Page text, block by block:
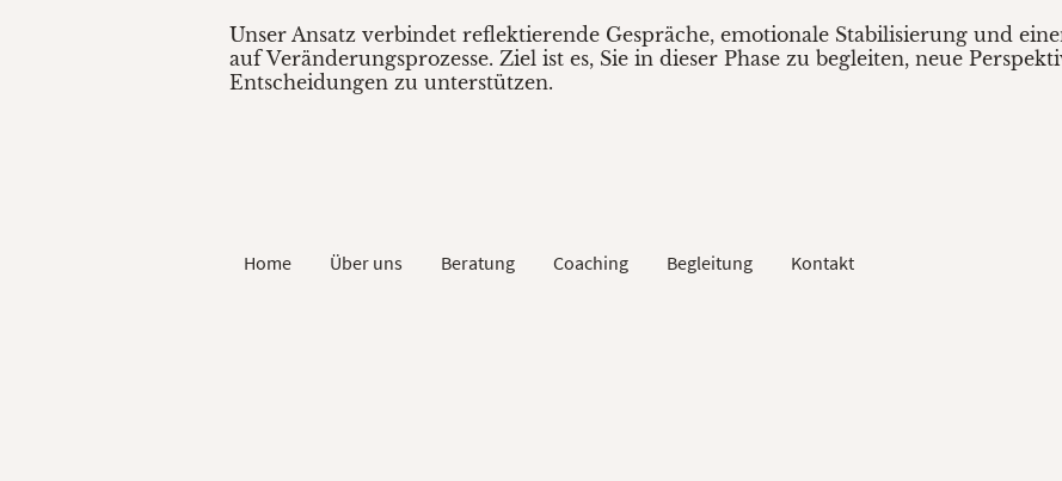
Unser Ansatz verbindet reflektierende Gespräche, emotionale Stabilisierung und
auf Veränderungsprozesse. Ziel ist es, Sie in dieser Phase zu begleiten, neue
Entscheidungen zu unterstützen.
Home Über uns Beratung Coaching Begleitung Kontakt